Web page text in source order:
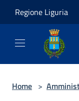
Regione Liguria
Home >